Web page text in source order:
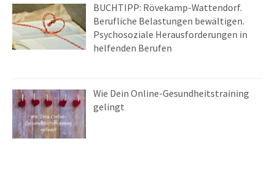
BUCHTIPP: Rövekamp-Wattendorf.
Berufliche Belastungen bewältigen.
Psychosoziale Herausforderungen in
helfenden Berufen
Wie Dein Online-Gesundheitstraining
gelingt